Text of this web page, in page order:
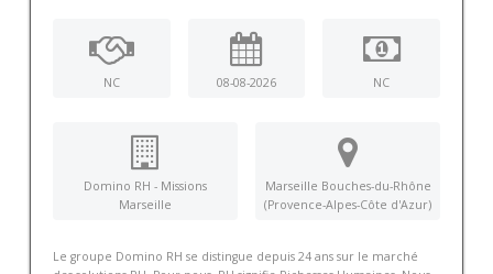
NC 08-08-2026 NC
Domino RH - Missions
Marseille
Marseille Bouches-du-Rhône
(Provence-Alpes-Côte d'Azur)
Le groupe Domino RH se distingue depuis 24 ans sur le marché